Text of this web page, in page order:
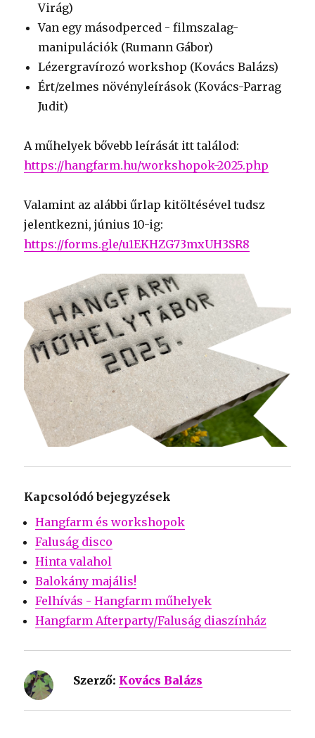
Virág)
Van egy másodperced - filmszalag-
manipulációk (Rumann Gábor)
Lézergravírozó workshop (Kovács Balázs)
Ért/zelmes növényleírások (Kovács-Parrag
Judit)
A műhelyek bővebb leírását itt találod:
https://hangfarm.hu/workshopok-2025.php
Valamint az alábbi űrlap kitöltésével tudsz
jelentkezni, június 10-ig:
https://forms.gle/u1EKHZG73mxUH3SR8
Kapcsolódó bejegyzések
Hangfarm és workshopok
Faluság disco
Hinta valahol
Balokány majális!
Felhívás - Hangfarm műhelyek
Hangfarm Afterparty/Faluság diaszínház
Szerző: Kovács Balázs